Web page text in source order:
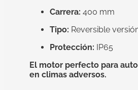
Carrera: 400 mm
Tipo: Reversible
Protección: IP65
El motor perfecto para
en climas adversos.